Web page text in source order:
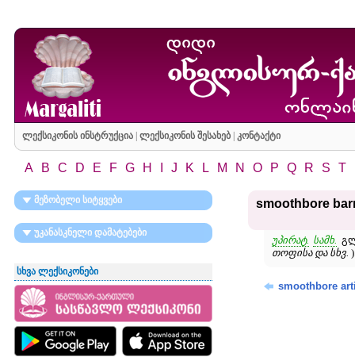
ლექსიკონის ინსტრუქცია| ლექსიკონის შესახებ| კონტაქტი
A B C D E F G H J K L M N O P Q R S T
მეზობელი სიტყვები
უკანასკნელი დამატებები
სხვა ლექსიკონები
smoothbore
უპირატ. სამხ.
თოფისა და სხვ.
smoothbore